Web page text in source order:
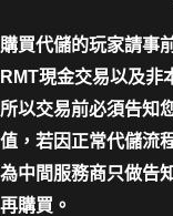
購買代儲的玩家請事
RMT現金交易以及非
所以交易前必須告知
值，若因正常代儲流
為中間服務商只做告
再購買。